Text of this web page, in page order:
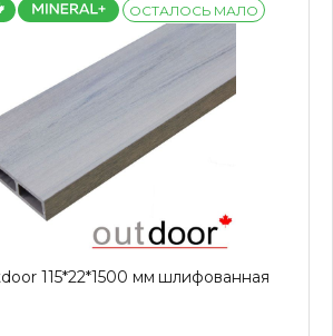
ОСТАЛОСЬ МАЛО
115*22*1500 мм шлифованная